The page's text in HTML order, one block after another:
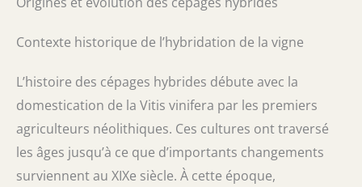
Contexte historique de l’hybridation de la vigne
L’histoire des cépages hybrides débute avec la
domestication de la Vitis vinifera par les premiers
agriculteurs néolithiques. Ces cultures ont traversé
les âges jusqu’à ce que d’importants changements
surviennent au XIXe siècle. À cette époque,